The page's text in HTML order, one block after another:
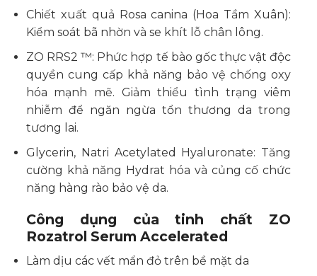
Chiết xuất quả Rosa canina (Hoa Tầm Xuân):
Kiểm soát bã nhờn và se khít lỗ chân lông.
ZO RRS2 ™: Phức hợp tế bào gốc thực vật độc
quyền cung cấp khả năng bảo vệ chống oxy
hóa mạnh mẽ. Giảm thiểu tình trạng viêm
nhiễm để ngăn ngừa tổn thương da trong
tương lai.
Glycerin, Natri Acetylated Hyaluronate: Tăng
cường khả năng Hydrat hóa và củng cố chức
năng hàng rào bảo vệ da.
Công dụng của tinh chất ZO
Rozatrol Serum Accelerated
Làm dịu các vết mẩn đỏ trên bề mặt da